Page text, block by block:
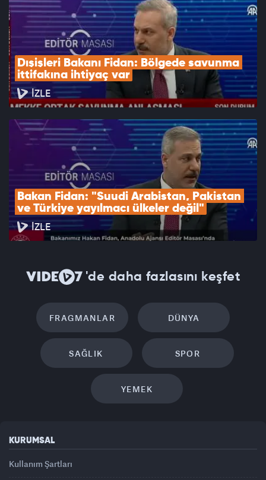
Dışişleri Bakanı Fidan: Bölgede savunma
ittifakına ihtiyaç var
İZLE
Bakan Fidan: "Suudi Arabistan, Pakistan
ve Türkiye yayılmacı ülkeler değil"
İZLE
'de daha fazlasını keşfet
FRAGMANLAR DÜNYA
SAĞLIK SPOR
YEMEK
KURUMSAL
Kullanım Şartları